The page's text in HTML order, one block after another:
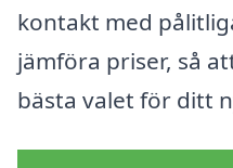
kontakt med
jämföra priser, så
bästa valet för ditt